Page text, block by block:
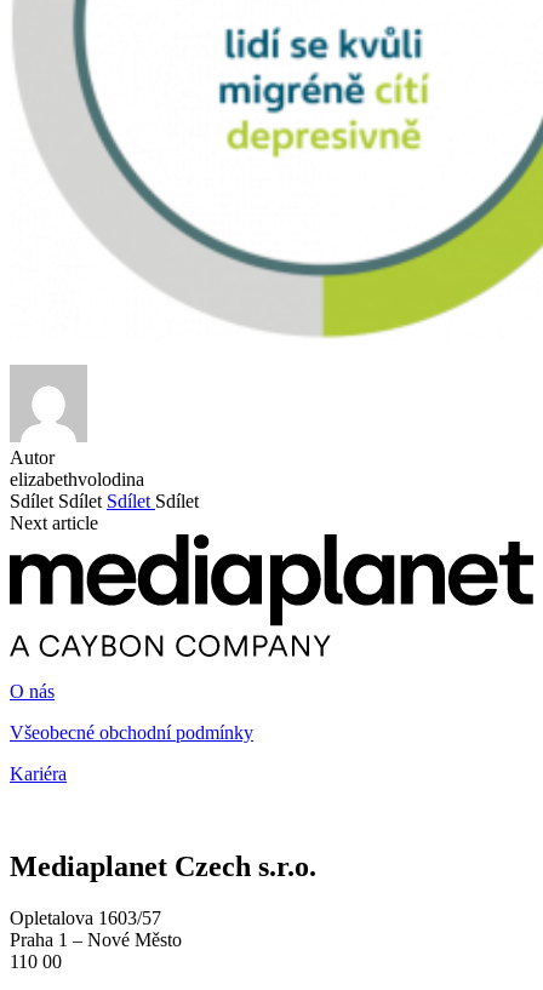
Autor
elizabethvolodina
Sdílet Sdílet Sdílet Sdílet
Next article
O nás
Všeobecné obchodní podmínky
Kariéra
Mediaplanet Czech s.r.o.
Opletalova 1603/57
Praha 1 – Nové Město
110 00